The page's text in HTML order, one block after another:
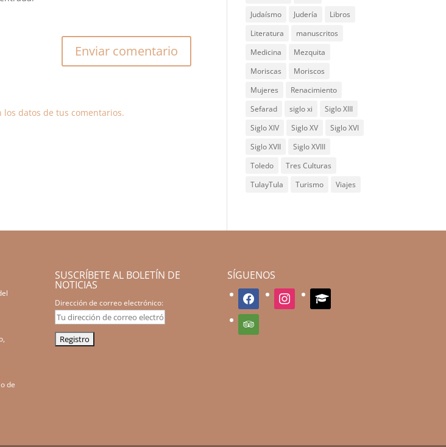
los datos de tus comentarios.
Judaísmo
Judería
Libros
Literatura
manuscritos
Medicina
Mezquita
Moriscas
Moriscos
Mujeres
Renacimiento
Sefarad
siglo xi
Siglo XIII
Siglo XIV
Siglo XV
Siglo XVI
Siglo XVII
Siglo XVIII
Toledo
Tres Culturas
TulayTula
Turismo Viajes
de
SUSCRÍBETE AL BOLETÍN DE
NOTICIAS
Dirección de correo electrónico:
SÍGUENOS
facebook instagram
graduation-
cap
tripadvisor